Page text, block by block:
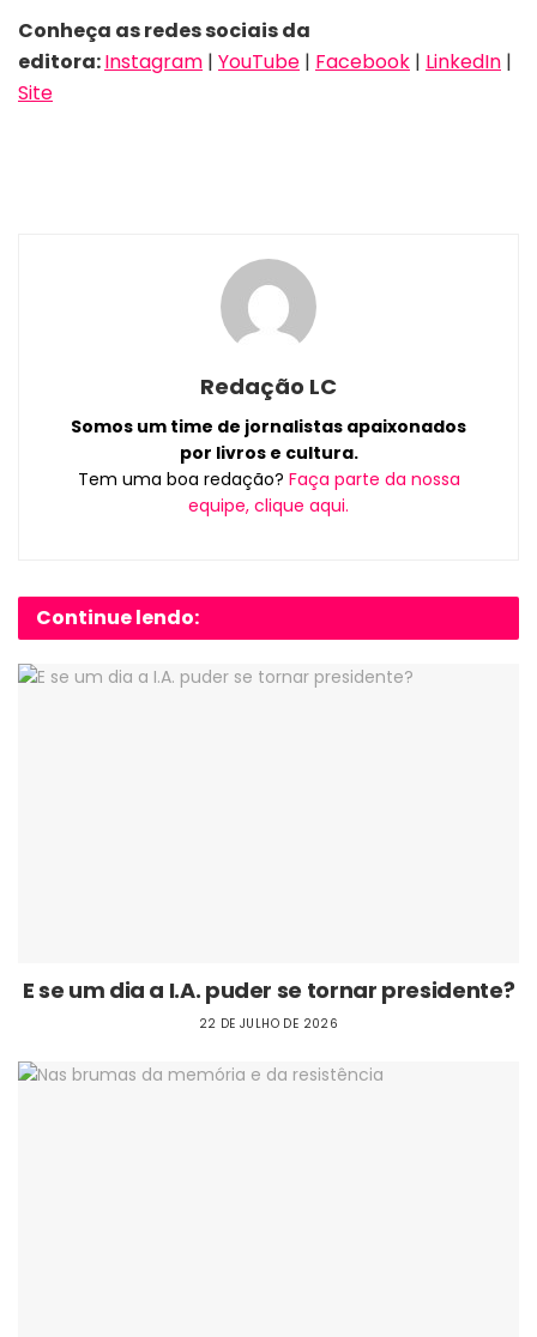
Conheça as redes sociais da
editora:Instagram | YouTube | Facebook | LinkedIn |
Site
Redação LC
Somos um time de jornalistas apaixonados
por livros e cultura.
Tem uma boa redação? Faça parte da nossa
equipe, clique aqui.
Continue lendo:
E se um dia a I.A. puder se tornar presidente?
22 DE JULHO DE 2026